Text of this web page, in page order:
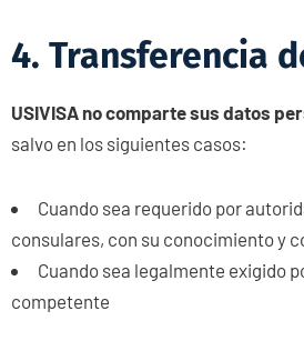
4. Transferencia
USIVISA no comparte sus datos
salvo en los siguientes casos:
Cuando sea requerido por
consulares, con su conocimiento y
Cuando sea legalmente exigido
competente